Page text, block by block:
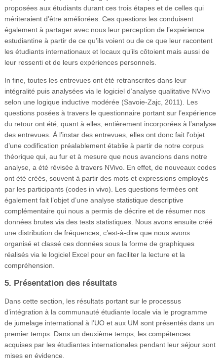
proposées aux étudiants durant ces trois étapes et de celles qui
mériteraient d’être améliorées. Ces questions les conduisent
également à partager avec nous leur perception de l’expérience
estudiantine à partir de ce qu’ils voient ou de ce que leur racontent
les étudiants internationaux et locaux qu’ils côtoient mais aussi de
leur ressenti et de leurs expériences personnels.
In fine, toutes les entrevues ont été retranscrites dans leur
intégralité puis analysées via le logiciel d’analyse qualitative NVivo
selon une logique inductive modérée (Savoie-Zajc, 2011). Les
questions posées à travers le questionnaire portant sur l’expérience
du retour ont été, quant à elles, entièrement incorporées à l’analyse
des entrevues. À l’instar des entrevues, elles ont donc fait l’objet
d’une codification préalablement établie à partir de notre corpus
théorique qui, au fur et à mesure que nous avancions dans notre
analyse, a été révisée à travers NVivo. En effet, de nouveaux codes
ont été créés, souvent à partir des mots et expressions employés
par les participants (codes in vivo). Les questions fermées ont
également fait l’objet d’une analyse statistique descriptive
complémentaire qui nous a permis de décrire et de résumer nos
données brutes via des tests statistiques. Nous avons ensuite créé
une distribution de fréquences, c’est-à-dire que nous avons
organisé et classé ces données sous la forme de graphiques
réalisés via le logiciel Excel pour en faciliter la lecture et la
compréhension.
5. Présentation des résultats
Dans cette section, les résultats portant sur le processus
d’intégration à la communauté étudiante locale via le programme
de jumelage international à l’UO et aux UM sont présentés dans un
premier temps. Dans un deuxième temps, les compétences
acquises par les étudiantes internationales pendant leur séjour sont
mises en évidence.